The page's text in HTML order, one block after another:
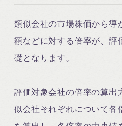
類似会社の市場株価から導
額などに対する倍率が、評
礎となります。
評価対象会社の倍率の算出
似会社それぞれについて各